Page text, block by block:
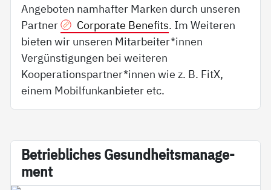
Angeboten namhafter Marken durch unseren
Partner
Corporate Benefits. Im Weiteren
bieten wir unseren Mitarbeiter*innen
Vergünstigungen bei weiteren
Kooperationspartner*innen wie z. B. FitX,
einem Mobilfunkanbieter etc.
Be­trieb­li­ches Ge­sund­heits­ma­na­ge­
ment